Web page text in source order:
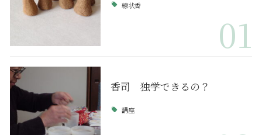
線状香
01
香司 独学できるの？
講座